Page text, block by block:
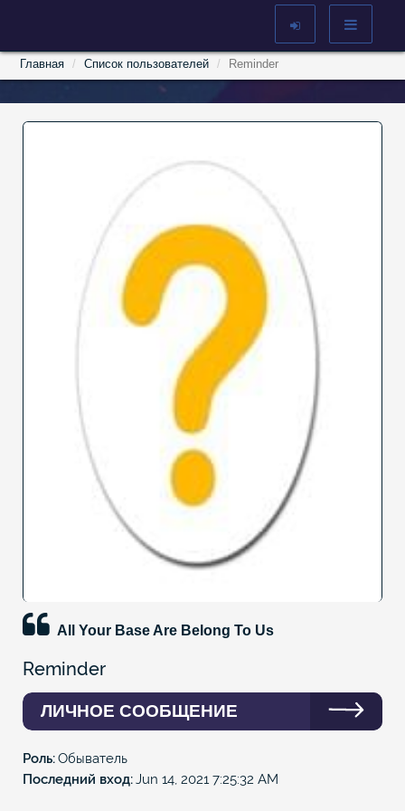
Главная Список пользователей Reminder
All Your Base Are Belong To Us
Reminder
ЛИЧНОЕ СООБЩЕНИЕ
Роль Обыватель
Последний вход Jun 14, 2021 7:25:32 AM